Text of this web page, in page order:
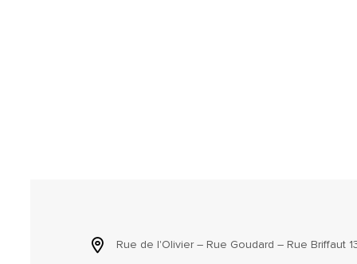
Rue de l'Olivier – Rue Goudard – Rue Briffaut